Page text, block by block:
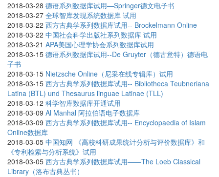
2018-03-28 德语系列数据库试用—Springer德文电子书
2018-03-27 全球智库发现系统数据库 试用
2018-03-22 西方古典学系列数据库试用-- Brockelmann Online
2018-03-22 中国社会科学出版社系列数据库 试用
2018-03-21 APA美国心理学协会系列数据库试用
2018-03-15 德语系列数据库试用--De Gruyter（德古意特）德语电
子书
2018-03-15 Nietzsche Online（尼采在线专辑库）试用
2018-03-15 西方古典学系列数据库试用-- Bibliotheca Teubneriana
Latina (BTL) und Thesaurus linguae Latinae (TLL)
2018-03-12 科学智库数据库开通试用
2018-03-09 Al Manhal 阿拉伯语电子数据库
2018-03-09 西方古典学系列数据库试用-- Encyclopaedia of Islam
Online数据库
2018-03-05 中国知网 《高校科研成果统计分析与评价数据库》和
《专利检索与分析系统》试用
2018-03-05 西方古典学系列数据库试用——The Loeb Classical
Library（洛布古典丛书）